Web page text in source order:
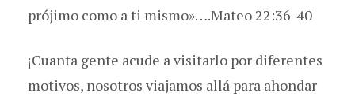
prójimo como a ti mismo»….Mateo 22:36-40
¡Cuanta gente acude a visitarlo por diferentes
motivos, nosotros viajamos allá para ahondar